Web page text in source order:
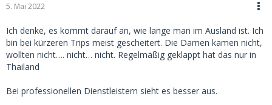
5. Mai 2022
Ich denke, es kommt darauf an, wie lange man im Ausland ist. Ich
bin bei kürzeren Trips meist gescheitert. Die Damen kamen nicht,
wollten nicht…. nicht… nicht. Regelmäßig geklappt hat das nur in
Thailand
Bei professionellen Dienstleistern sieht es besser aus.